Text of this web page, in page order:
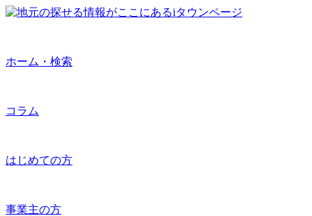
ホーム・検索
コラム
はじめての方
事業主の方